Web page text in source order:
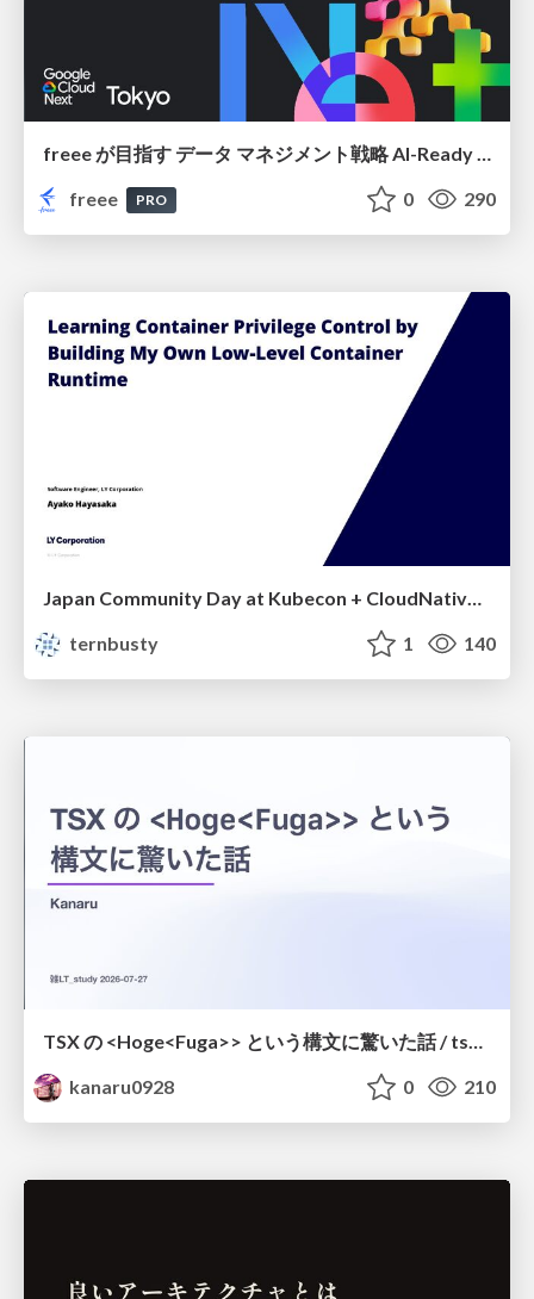
freee が目指す データ マネジメント戦略 AI-Ready 時代を支える 攻めのガバナンスとは
freee
PRO 0 290
ternbusty
1 140
TSX の <Hoge<Fuga>> という構文に驚いた話 / tsx-type-argument-syntax
kanaru0928
0 210